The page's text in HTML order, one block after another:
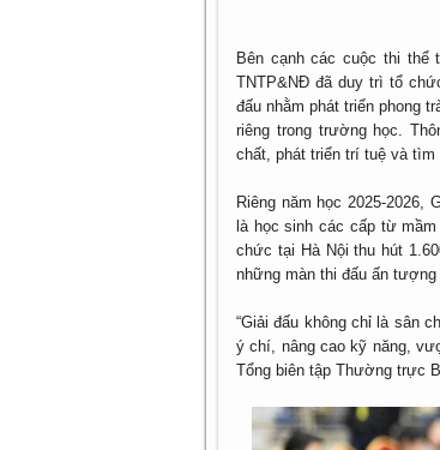
Bên cạnh các cuộc thi thể
TNTP&NĐ đã duy trì tổ
đấu nhằm phát triển phong
riêng trong trường học.
chất, phát triển trí tuệ và
Riêng năm học 2025-2026,
là học sinh các cấp từ
chức tại Hà Nội thu hút
những màn thi đấu ấn
“Giải đấu không chỉ là sân
ý chí, nâng cao kỹ năng,
Tổng biên tập Thường trực